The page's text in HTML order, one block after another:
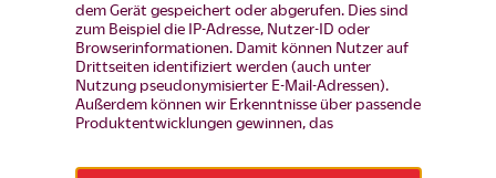
dem Gerät gespeichert oder abgerufen. Dies sind
zum Beispiel die IP-Adresse, Nutzer-ID oder
Browserinformationen. Damit können Nutzer auf
Drittseiten identifiziert werden (auch unter
Nutzung pseudonymisierter E-Mail-Adressen).
Außerdem können wir Erkenntnisse über passende
Produktentwicklungen gewinnen, das